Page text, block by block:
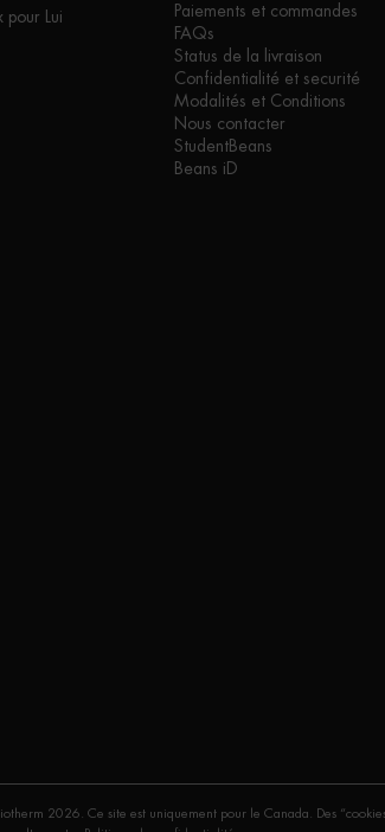
pour Lui
Paiements et commandes
FAQs
Status de la livraison
Confidentialité et securité
Modalités et Conditions
Nous contacter
StudentBeans
Beans iD
2026. Ce site est uniquement pour le Canada. Des